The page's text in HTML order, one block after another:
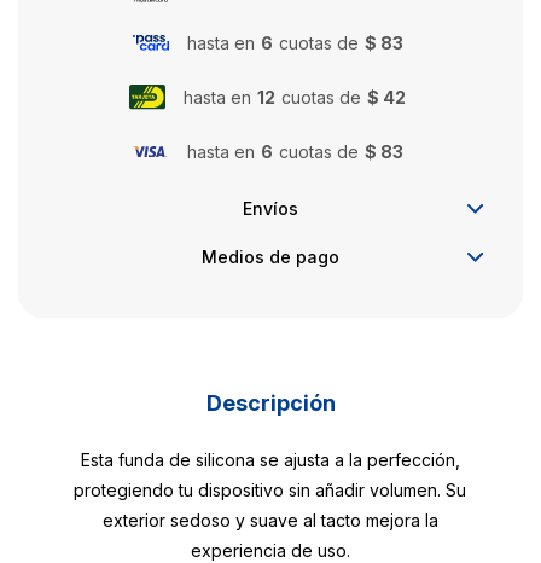
hasta en 6 cuotas de $ 83
hasta en 12 cuotas de $ 42
hasta en 6 cuotas de $ 83
Envíos
Medios de pago
Descripción
Esta funda de silicona se ajusta a la perfección,
protegiendo tu dispositivo sin añadir volumen. Su
exterior sedoso y suave al tacto mejora la
experiencia de uso.